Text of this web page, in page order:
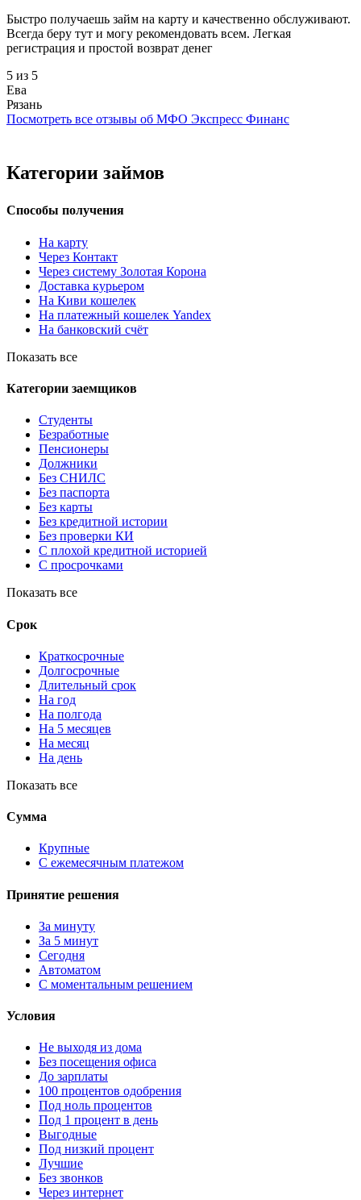
Быстро получаешь займ на карту и качественно обслуживают.
Всегда беру тут и могу рекомендовать всем. Легкая
регистрация и простой возврат денег
5 из 5
Ева
Рязань
Посмотреть все отзывы об МФО Экспресс Финанс
Категории займов
Способы получения
На карту
Через Контакт
Через систему Золотая Корона
Доставка курьером
На Киви кошелек
На платежный кошелек Yandex
На банковский счёт
Показать все
Категории заемщиков
Студенты
Безработные
Пенсионеры
Должники
Без СНИЛС
Без паспорта
Без карты
Без кредитной истории
Без проверки КИ
С плохой кредитной историей
С просрочками
Показать все
Срок
Краткосрочные
Долгосрочные
Длительный срок
На год
На полгода
На 5 месяцев
На месяц
На день
Показать все
Сумма
Крупные
С ежемесячным платежом
Принятие решения
За минуту
За 5 минут
Сегодня
Автоматом
С моментальным решением
Условия
Не выходя из дома
Без посещения офиса
До зарплаты
100 процентов одобрения
Под ноль процентов
Под 1 процент в день
Выгодные
Под низкий процент
Лучшие
Без звонков
Через интернет